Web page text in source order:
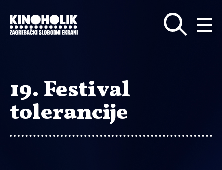
glavni
sadržaj
19. Festival
tolerancije